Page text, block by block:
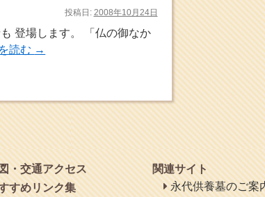
投稿日: 2008年10月24日
登場します。 「仏の御なか
読む →
面白いサイ
よ。
ヘェ～という
ラブラドール
がかわいいよ
・交通アクセス
すめリンク集
関連サイト
永代供養墓のご案